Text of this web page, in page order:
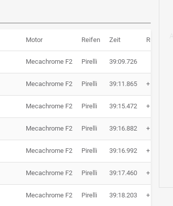
Motor Reifen Zeit Rückstand
Mecachrome F2 Pirelli 39:09.726
Mecachrome F2 Pirelli 39:11.865 + 2.139
Mecachrome F2 Pirelli 39:15.472 + 5.746
Mecachrome F2 Pirelli 39:16.882 + 7.156
Mecachrome F2 Pirelli 39:16.992 + 7.266
Mecachrome F2 Pirelli 39:17.460 + 7.734
Mecachrome F2 Pirelli 39:18.203 + 8.477